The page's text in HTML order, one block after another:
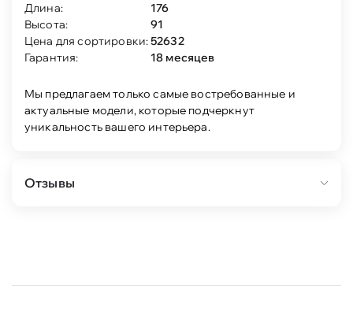
Длина:
176
Высота:
91
Цена для сортировки:52632
Гарантия:
18 месяцев
Мы предлагаем только самые востребованные и
актуальные модели, которые подчеркнут
уникальность вашего интерьера.
Отзывы